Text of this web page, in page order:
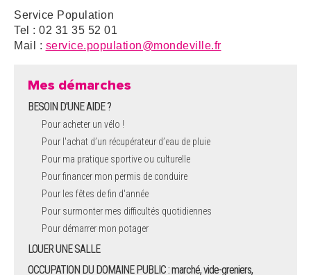
Service Population
Tel : 02 31 35 52 01
Mail : service.population@mondeville.fr
Mes démarches
BESOIN D'UNE AIDE ?
Pour acheter un vélo !
Pour l'achat d’un récupérateur d’eau de pluie
Pour ma pratique sportive ou culturelle
Pour financer mon permis de conduire
Pour les fêtes de fin d'année
Pour surmonter mes difficultés quotidiennes
Pour démarrer mon potager
LOUER UNE SALLE
OCCUPATION DU DOMAINE PUBLIC : marché, vide-greniers,
POLICE MUNICIPALE
DECLARATION DE DEMARCHAGE
DOSSIER DE DEMANDE DE SUBVENTION
DEMANDE DE PRÊT DE MATERIEL
FICHE D'ORGANISATION MANIFESTATION
PLAN D'ACTION MUNICIPAL
ARRÊTÉS MUNICIPAUX